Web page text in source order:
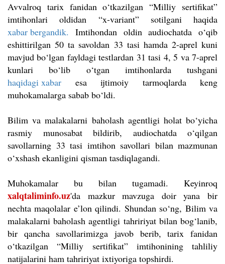
Avvalroq tarix fanidan o‘tkazilgan “Milliy sertifikat”
imtihonlari oldidan “x-variant” sotilgani haqida
xabar bergandik. Imtihondan oldin audiochatda o‘qib
eshittirilgan 50 ta savoldan 33 tasi hamda 2-aprel kuni
mavjud bo‘lgan fayldagi testlardan 31 tasi 4, 5 va 7-aprel
kunlari bo‘lib o‘tgan imtihonlarda tushgani
haqidagi xabar esa ijtimoiy tarmoqlarda keng
muhokamalarga sabab bo‘ldi.
Bilim va malakalarni baholash agentligi holat bo‘yicha
rasmiy munosabat bildirib, audiochatda o‘qilgan
savollarning 33 tasi imtihon savollari bilan mazmunan
o‘xshash ekanligini qisman tasdiqlagandi.
Muhokamalar bu bilan tugamadi. Keyinroq
xalqtaliminfo.uz'da mazkur mavzuga doir yana bir
nechta maqolalar e’lon qilindi. Shundan so‘ng, Bilim va
malakalarni baholash agentligi tahririyat bilan bog‘lanib,
bir qancha savollarimizga javob berib, tarix fanidan
o‘tkazilgan “Milliy sertifikat” imtihonining tahliliy
natijalarini ham tahririyat ixtiyoriga topshirdi.